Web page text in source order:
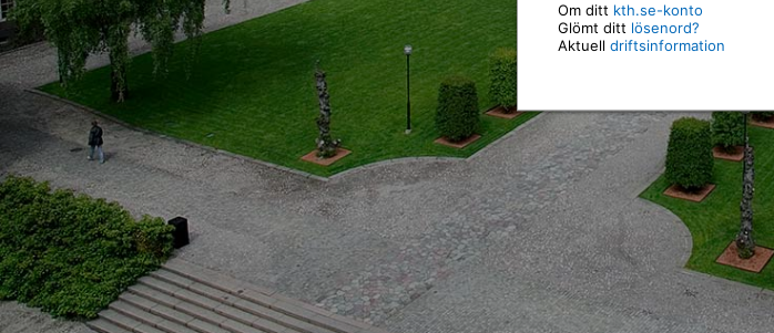
Om ditt kth.se-konto
Glömt ditt lösenord?
Aktuell driftsinformation